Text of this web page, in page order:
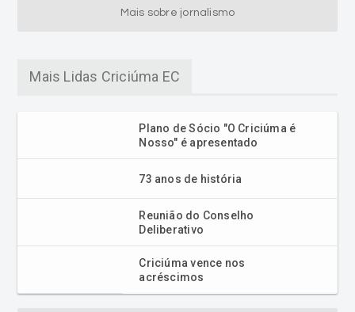
Mais sobre jornalismo
Mais Lidas Criciúma EC
Plano de Sócio "O Criciúma é
Nosso" é apresentado
73 anos de história
Reunião do Conselho
Deliberativo
Criciúma vence nos
acréscimos